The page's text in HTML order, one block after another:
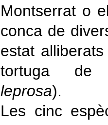
Montserrat o
conca de
estat
tortuga
leprosa).
Les cinc